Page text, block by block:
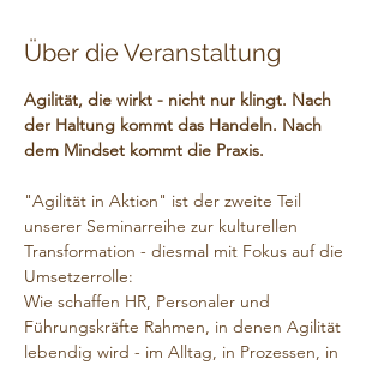
Über die Veranstaltung
Agilität, die wirkt - nicht nur klingt. Nach
der Haltung kommt das Handeln. Nach
dem Mindset kommt die Praxis.
"Agilität in Aktion" ist der zweite Teil
unserer Seminarreihe zur kulturellen
Transformation - diesmal mit Fokus auf die
Umsetzerrolle:
Wie schaffen HR, Personaler und
Führungskräfte Rahmen, in denen Agilität
lebendig wird - im Alltag, in Prozessen, in